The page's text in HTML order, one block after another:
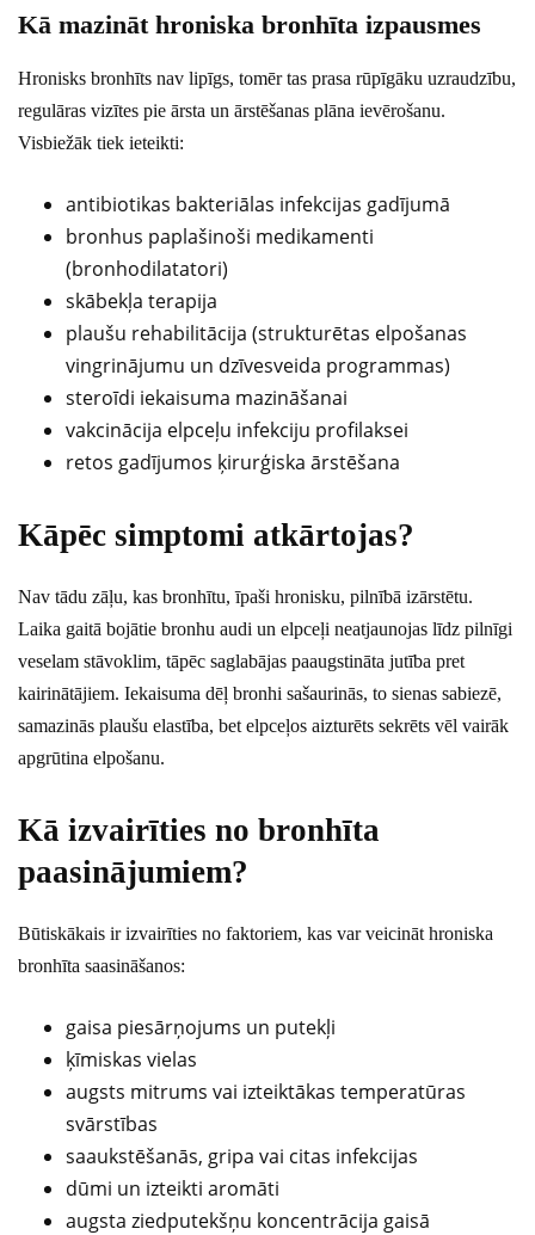
Kā mazināt hroniska bronhīta izpausmes
Hronisks bronhīts nav lipīgs, tomēr tas prasa rūpīgāku uzraudzību,
regulāras vizītes pie ārsta un ārstēšanas plāna ievērošanu.
Visbiežāk tiek ieteikti:
antibiotikas bakteriālas infekcijas gadījumā
bronhus paplašinoši medikamenti
(bronhodilatatori)
skābekļa terapija
plaušu rehabilitācija (strukturētas elpošanas
vingrinājumu un dzīvesveida programmas)
steroīdi iekaisuma mazināšanai
vakcinācija elpceļu infekciju profilaksei
retos gadījumos ķirurģiska ārstēšana
Kāpēc simptomi atkārtojas?
Nav tādu zāļu, kas bronhītu, īpaši hronisku, pilnībā izārstētu.
Laika gaitā bojātie bronhu audi un elpceļi neatjaunojas līdz pilnīgi
veselam stāvoklim, tāpēc saglabājas paaugstināta jutība pret
kairinātājiem. Iekaisuma dēļ bronhi sašaurinās, to sienas sabiezē,
samazinās plaušu elastība, bet elpceļos aizturēts sekrēts vēl vairāk
apgrūtina elpošanu.
Kā izvairīties no bronhīta
paasinājumiem?
Būtiskākais ir izvairīties no faktoriem, kas var veicināt hroniska
bronhīta saasināšanos:
gaisa piesārņojums un putekļi
ķīmiskas vielas
augsts mitrums vai izteiktākas temperatūras
svārstības
saaukstēšanās, gripa vai citas infekcijas
dūmi un izteikti aromāti
augsta ziedputekšņu koncentrācija gaisā